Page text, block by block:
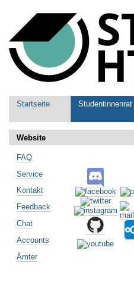
Werkzeuge
Sektionen
Startseite Studentinnenrat
Website
FAQ
Service
Kontakt
Feedback
Chat
Accounts
Ämter